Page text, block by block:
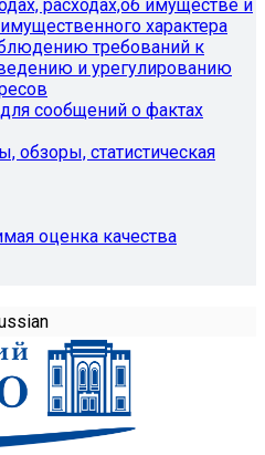
расходах,об имуществе и
характера
требований к
и урегулированию
сообщений о фактах
обзоры, статистическая
оценка качества